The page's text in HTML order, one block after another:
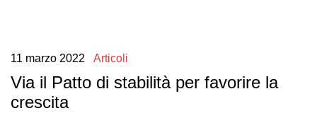
11 marzo 2022 Articoli
Via il Patto di stabilità per favorire la
crescita